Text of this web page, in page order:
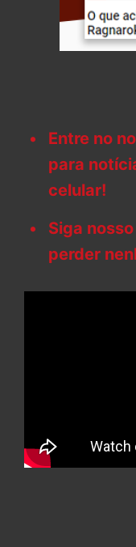
Entre no
para
celular!
Siga
perder